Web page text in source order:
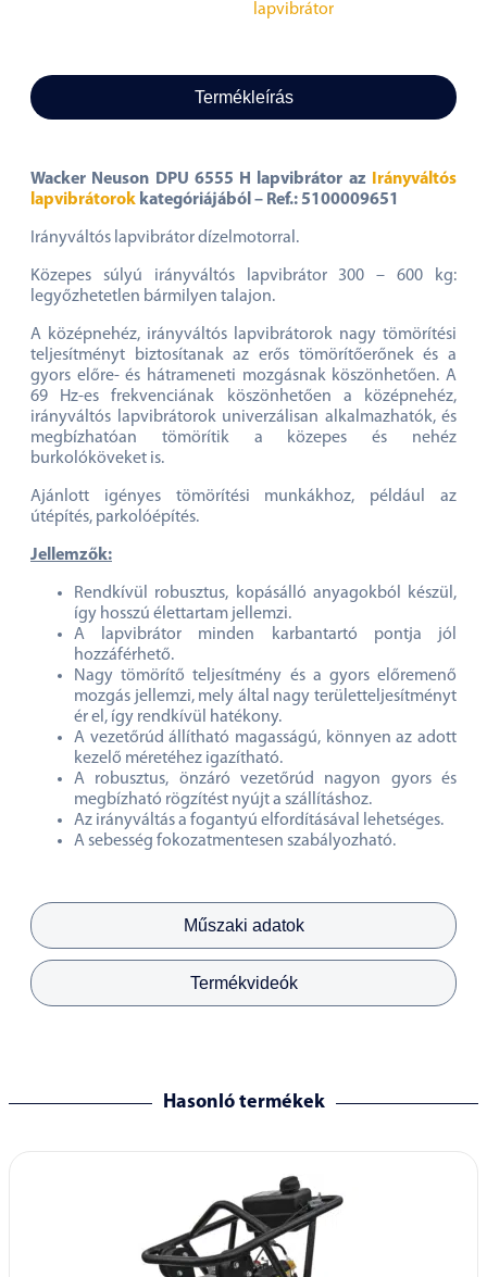
lapvibrátor
Termékleírás
Műszaki adatok
Termékvideók
Wacker Neuson DPU 6555 H lapvibrátor az
Irányváltós
lapvibrátorok kategóriájából – Ref.: 5100009651
Irányváltós lapvibrátor dízelmotorral.
Közepes súlyú irányváltós lapvibrátor 300 – 600 kg:
legyőzhetetlen bármilyen talajon.
A középnehéz, irányváltós lapvibrátorok nagy tömörítési
teljesítményt biztosítanak az erős tömörítőerőnek és a
gyors előre- és hátrameneti mozgásnak köszönhetően. A
69 Hz-es frekvenciának köszönhetően a középnehéz,
irányváltós lapvibrátorok univerzálisan alkalmazhatók, és
megbízhatóan tömörítik a közepes és nehéz
burkolóköveket is.
Ajánlott igényes tömörítési munkákhoz, például az
útépítés, parkolóépítés.
Jellemzők:
Rendkívül robusztus, kopásálló anyagokból készül,
így hosszú élettartam jellemzi.
A lapvibrátor minden karbantartó pontja jól
hozzáférhető.
Nagy tömörítő teljesítmény és a gyors előremenő
mozgás jellemzi, mely által nagy területteljesítményt
ér el, így rendkívül hatékony.
A vezetőrúd állítható magasságú, könnyen az adott
kezelő méretéhez igazítható.
A robusztus, önzáró vezetőrúd nagyon gyors és
megbízható rögzítést nyújt a szállításhoz.
Az irányváltás a fogantyú elfordításával lehetséges.
A sebesség fokozatmentesen szabályozható.
Hasonló termékek